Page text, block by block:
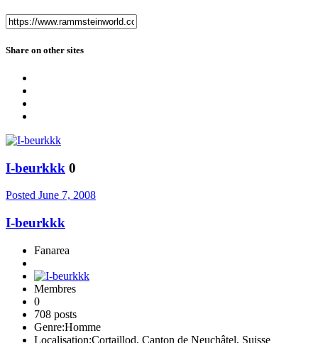
Share on other sites
I-beurkkk 0
Posted June 7, 2008
I-beurkkk
Fanarea
Membres
0
708 posts
Genre:Homme
Localisation:Cortaillod, Canton de Neuchâtel, Suisse